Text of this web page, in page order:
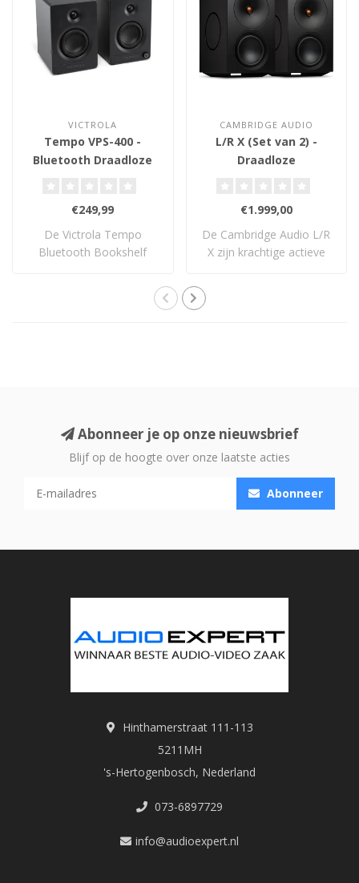
VICTROLA
Tempo VPS-400 -
Bluetooth Draadloze
€249,99
De Victrola Tempo
Bluetooth Bookshelf
CAMBRIDGE AUDIO
L/R X (Set van 2) -
Draadloze
€1.999,00
De Cambridge Audio L/R
X zijn krachtige actieve
Abonneer je op onze nieuwsbrief
Blijf op de hoogte over onze laatste acties
Abonneer
Hinthamerstraat 111-113
5211MH
's-Hertogenbosch, Nederland
073-6897729
info@audioexpert.nl